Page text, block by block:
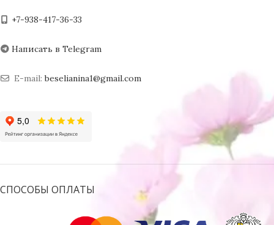
+7-938-417-36-33
Написать в Telegram
E-mail:beselianina1@gmail.com
СПОСОБЫ ОПЛАТЫ